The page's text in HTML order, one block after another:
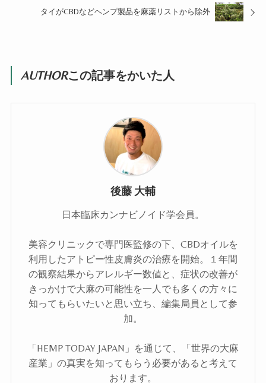
タイがCBDなどヘンプ製品を麻薬リストから除外
AUTHORこの記事をかいた人
後藤 大輔
日本臨床カンナビノイド学会員。
美容クリニックで専門医監修の下、CBDオイルを
利用したアトピー性皮膚炎の治療を開始。１年間
の観察結果からアレルギー数値と、症状の改善が
きっかけで大麻の可能性を一人でも多くの方々に
知ってもらいたいと思い立ち、編集局員として参
加。
「HEMP TODAY JAPAN」を通じて、「世界の大麻
産業」の真実を知ってもらう必要があると考えて
おります。